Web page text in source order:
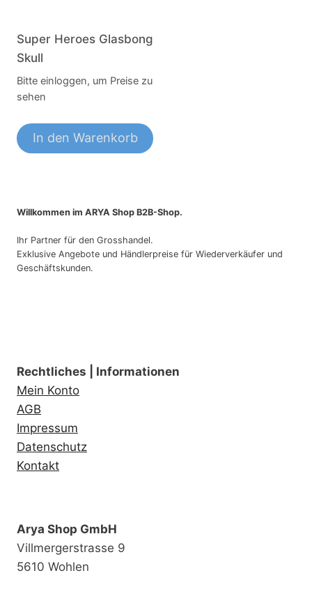
Super Heroes Glasbong
Skull
Bitte einloggen, um Preise zu
sehen
In den Warenkorb
Willkommen im ARYA Shop B2B-Shop.
Ihr Partner für den Grosshandel.
Exklusive Angebote und Händlerpreise für Wiederverkäufer und
Geschäftskunden.
Rechtliches | Informationen
Mein Konto
AGB
Impressum
Datenschutz
Kontakt
Arya Shop GmbH
Villmergerstrasse 9
5610 Wohlen